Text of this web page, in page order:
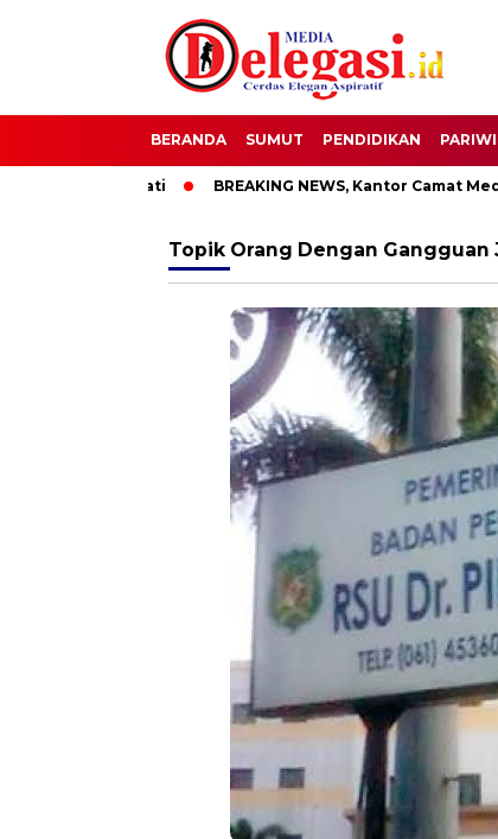
BERANDA SUMUT PENDIDIKAN
BREAKING NEWS, Kantor Camat Medan
Topik Orang Dengan Gangguan